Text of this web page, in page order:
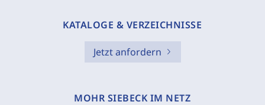
KATALOGE & VERZEICHNISSE
Jetzt anfordern
MOHR SIEBECK IM NETZ